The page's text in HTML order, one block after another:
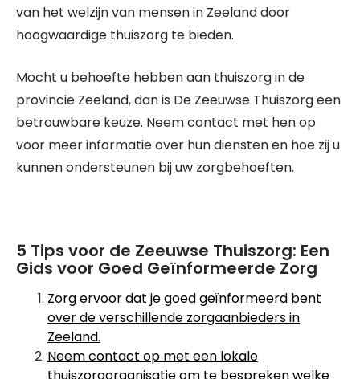
van het welzijn van mensen in Zeeland door
hoogwaardige thuiszorg te bieden.
Mocht u behoefte hebben aan thuiszorg in de
provincie Zeeland, dan is De Zeeuwse Thuiszorg een
betrouwbare keuze. Neem contact met hen op
voor meer informatie over hun diensten en hoe zij u
kunnen ondersteunen bij uw zorgbehoeften.
5 Tips voor de Zeeuwse Thuiszorg: Een
Gids voor Goed Geïnformeerde Zorg
Zorg ervoor dat je goed geïnformeerd bent
over de verschillende zorgaanbieders in
Zeeland.
Neem contact op met een lokale